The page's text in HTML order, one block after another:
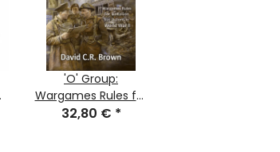
'O' Group:
Wargames Rules for
Battalion Size
32,80 € *